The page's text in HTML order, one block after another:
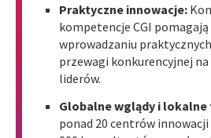
Praktyczne innowacje:
kompetencje CGI
wprowadzaniu
przewagi konkurencyjnej
liderów.
Globalne wglądy i
ponad 20 centrów innowacji